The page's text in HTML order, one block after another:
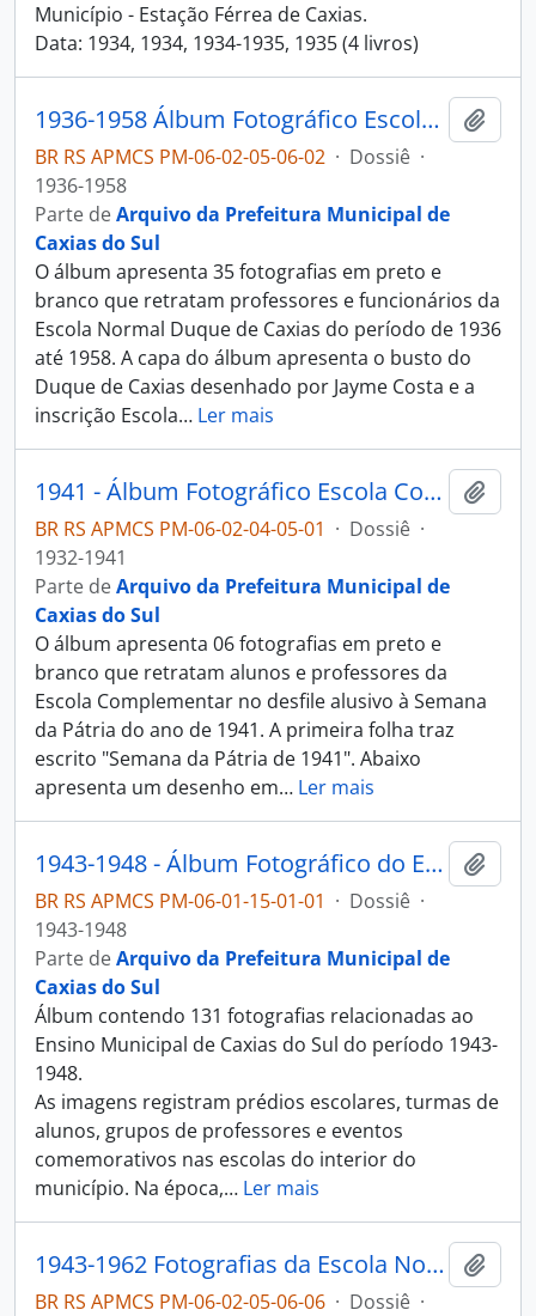
Município - Estação Férrea de Caxias.
Data: 1934, 1934, 1934-1935, 1935 (4 livros)
1936-1958 Álbum Fotográfico Escola Normal Duque de Caxias
BR RS APMCS PM-06-02-05-06-02 · Dossiê ·
1936-1958
Parte deArquivo da Prefeitura Municipal de
Caxias do Sul
O álbum apresenta 35 fotografias em preto e
branco que retratam professores e funcionários da
Escola Normal Duque de Caxias do período de 1936
até 1958. A capa do álbum apresenta o busto do
Duque de Caxias desenhado por Jayme Costa e a
inscrição Escola… Ler mais
1941 - Álbum Fotográfico Escola Complementar de Caxias
BR RS APMCS PM-06-02-04-05-01 · Dossiê ·
1932-1941
Parte deArquivo da Prefeitura Municipal de
Caxias do Sul
O álbum apresenta 06 fotografias em preto e
branco que retratam alunos e professores da
Escola Complementar no desfile alusivo à Semana
da Pátria do ano de 1941. A primeira folha traz
escrito "Semana da Pátria de 1941". Abaixo
apresenta um desenho em… Ler mais
1943-1948 - Álbum Fotográfico do Ensino Municipal de Caxias do Sul
BR RS APMCS PM-06-01-15-01-01 · Dossiê ·
1943-1948
Parte deArquivo da Prefeitura Municipal de
Caxias do Sul
Álbum contendo 131 fotografias relacionadas ao
Ensino Municipal de Caxias do Sul do período 1943-
1948.
As imagens registram prédios escolares, turmas de
alunos, grupos de professores e eventos
comemorativos nas escolas do interior do
município. Na época,… Ler mais
1943-1962 Fotografias da Escola Normal Duque de Caxias
BR RS APMCS PM-06-02-05-06-06 · Dossiê ·